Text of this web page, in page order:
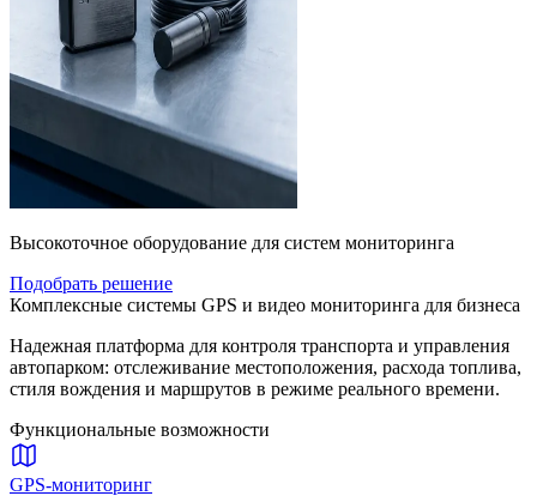
Высокоточное оборудование для систем мониторинга
Подобрать решение
Комплексные системы GPS и видео мониторинга для бизнеса
Надежная платформа для контроля транспорта и управления
автопарком: отслеживание местоположения, расхода топлива,
стиля вождения и маршрутов в режиме реального времени.
Функциональные возможности
GPS-мониторинг